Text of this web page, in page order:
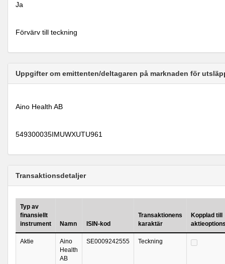
Ja
Förvärv till teckning
Uppgifter om emittenten/deltagaren på marknaden för
Aino Health AB
549300035IMUWXUTU961
Transaktionsdetaljer
Typ av
finansiellt
instrument
Namn ISIN-kod
Transaktionens
karaktär
Kopplad till
Aktie
Aino
Health
AB
SE0009242555 Teckning